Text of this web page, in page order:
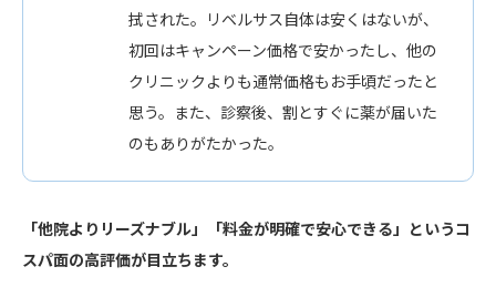
拭された。リベルサス自体は安くはないが、
初回はキャンペーン価格で安かったし、他の
クリニックよりも通常価格もお手頃だったと
思う。また、診察後、割とすぐに薬が届いた
のもありがたかった。
「他院よりリーズナブル」「料金が明確で安心できる」というコ
スパ面の高評価が目立ちます。